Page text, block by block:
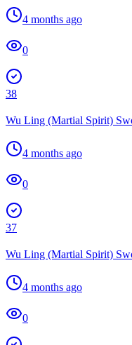
4 months ago
0
38
Wu Ling (Martial Spirit)
4 months ago
0
37
Wu Ling (Martial Spirit)
4 months ago
0